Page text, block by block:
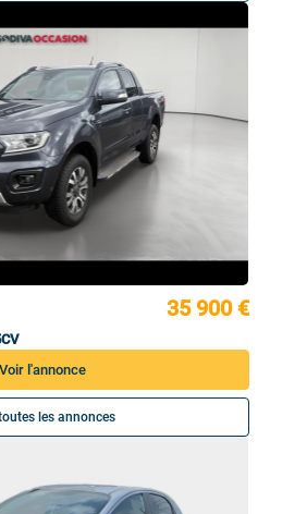
35 900 €
Voir l'annonce
les annonces